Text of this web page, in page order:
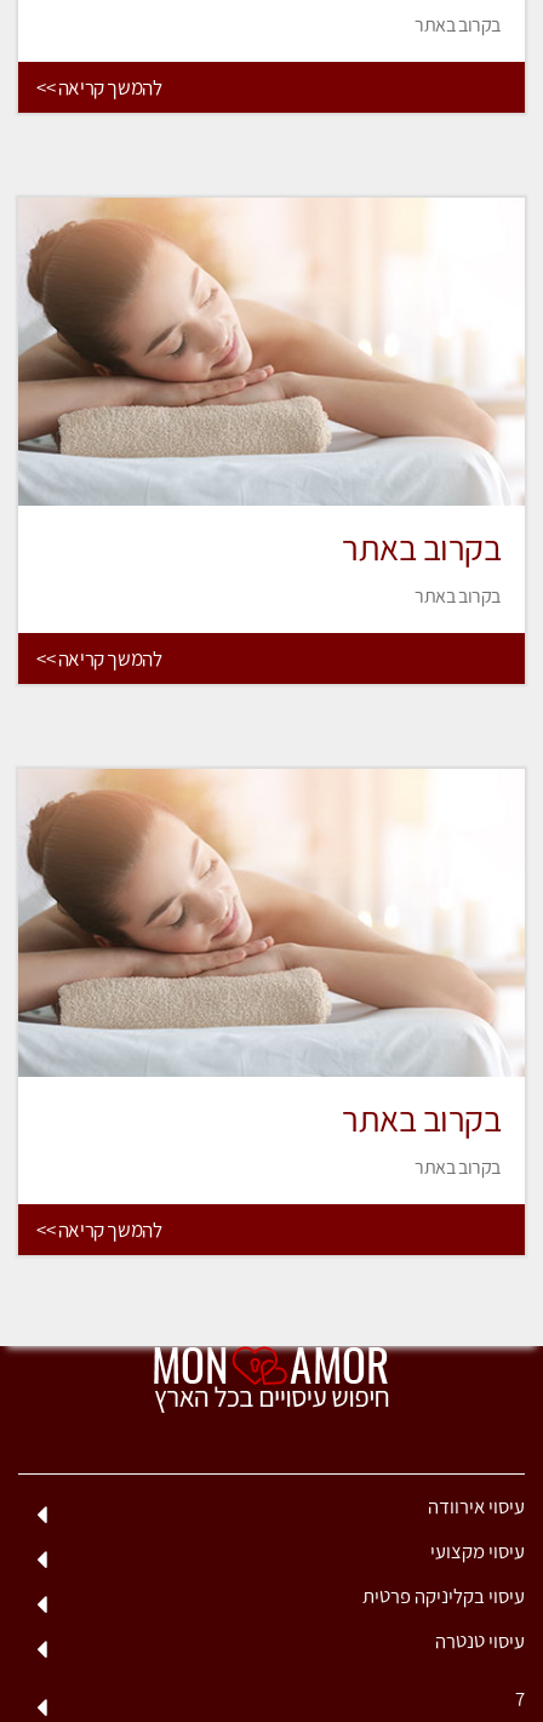
בקרוב באתר
להמשך קריאה >>
בקרוב באתר
בקרוב באתר
להמשך קריאה >>
בקרוב באתר
בקרוב באתר
להמשך קריאה >>
עיסוי אירוודה
עיסוי מקצועי
עיסוי בקליניקה פרטית
עיסוי טנטרה
7